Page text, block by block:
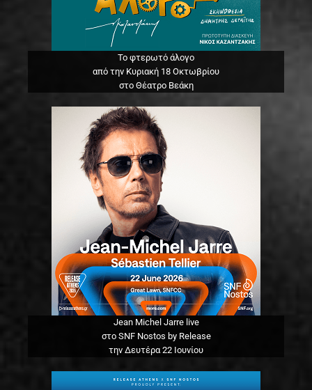
Το φτερωτό άλογο
από την Κυριακή 18 Οκτωβρίου
στο Θέατρο Βεάκη
Jean Michel Jarre live
στο SNF Nostos by Release
την Δευτέρα 22 Ιουνίου